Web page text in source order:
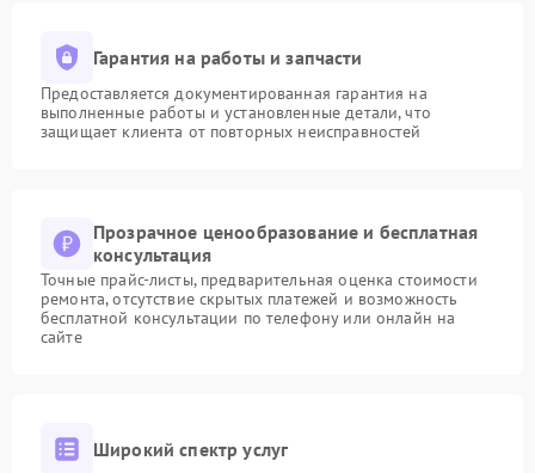
Гарантия на работы и запчасти
Предоставляется документированная гарантия на
выполненные работы и установленные детали, что
защищает клиента от повторных неисправностей
Прозрачное ценообразование и бесплатная
консультация
Точные прайс-листы, предварительная оценка стоимости
ремонта, отсутствие скрытых платежей и возможность
бесплатной консультации по телефону или онлайн на
сайте
Широкий спектр услуг